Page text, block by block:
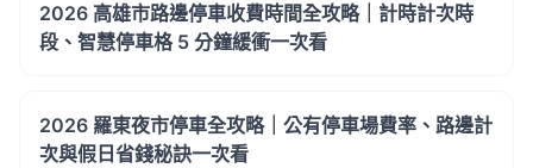
2026 高雄市路邊停車收費時間全攻略｜計時計次時
段、智慧停車格 5 分鐘緩衝一次看
2026 羅東夜市停車全攻略｜公有停車場費率、路邊計
次與假日省錢秘訣一次看